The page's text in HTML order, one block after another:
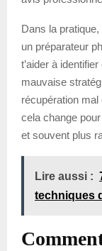
Dans la
un préparateur
t’aider à
mauvaise
récupération
cela change
et souvent plus
Lire aussi :
techniques